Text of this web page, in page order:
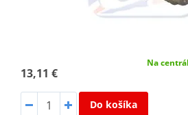
13,11 €
Na
Do košíka